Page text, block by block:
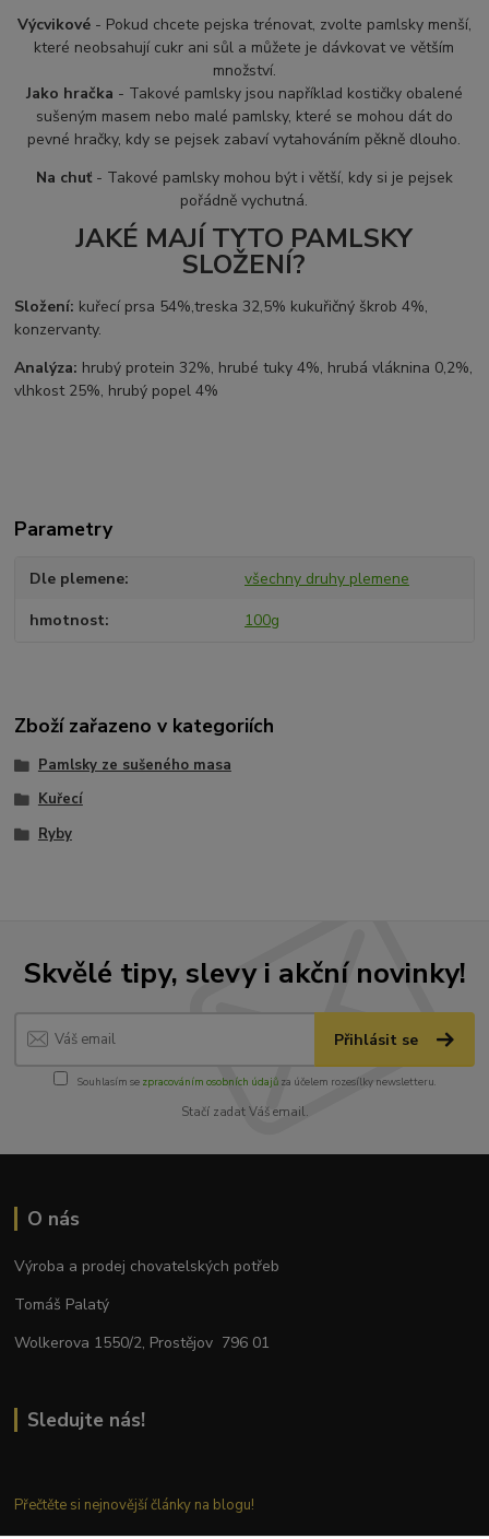
Výcvikové - Pokud chcete pejska trénovat, zvolte pamlsky menší,
které neobsahují cukr ani sůl a můžete je dávkovat ve větším
množství.
Jako hračka - Takové pamlsky jsou například kostičky obalené
sušeným masem nebo malé pamlsky, které se mohou dát do
pevné hračky, kdy se pejsek zabaví vytahováním pěkně dlouho.
Na chuť- Takové pamlsky mohou být i větší, kdy si je pejsek
pořádně vychutná.
JAKÉ MAJÍ TYTO PAMLSKY
SLOŽENÍ?
Složení: kuřecí prsa 54%,treska 32,5% kukuřičný škrob 4%,
konzervanty.
Analýza: hrubý protein 32%, hrubé tuky 4%, hrubá vláknina 0,2%,
vlhkost 25%, hrubý popel 4%
Parametry
Dle plemene všechny druhy plemene
hmotnost 100g
Zboží zařazeno v kategoriích
Pamlsky ze sušeného masa
Kuřecí
Ryby
Skvělé tipy, slevy i akční novinky!
Přihlásit se
Souhlasím se zpracováním osobních údajůza účelem rozesílky newsletteru.
Stačí zadat Váš email.
O nás
Výroba a prodej chovatelských potřeb
Tomáš Palatý
Wolkerova 1550/2, Prostějov 796 01
Sledujte nás!
Přečtěte si nejnovější články na blogu!